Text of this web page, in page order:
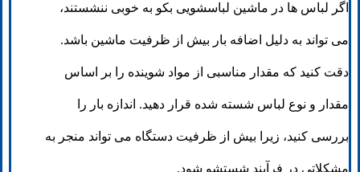
اگر لباس ها در ماشین لباسشویی بکو به خوبی ننشستند،
می تواند به دلیل اضافه بار بیش از ظرفیت ماشین باشد.
دقت کنید که مقدار مناسبی از مواد شوینده را بر اساس
مقدار و نوع لباس شسته شده قرار دهید. اندازه بار را
بررسی کنید، زیرا بیش از ظرفیت دستگاه می تواند منجر به
مشکلاتی در فرآیند شستشو شود.